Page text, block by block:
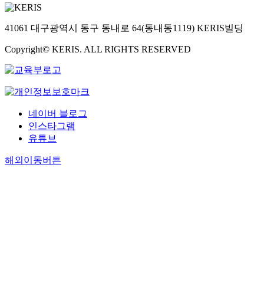
41061 대구광역시 동구 동내로 64(동내동1119) KERIS빌딩
Copyright© KERIS. ALL RIGHTS RESERVED
네이버 블로그
인스타그램
유튜브
해외이동버튼